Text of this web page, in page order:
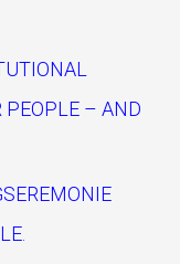
PEOPLE – AND